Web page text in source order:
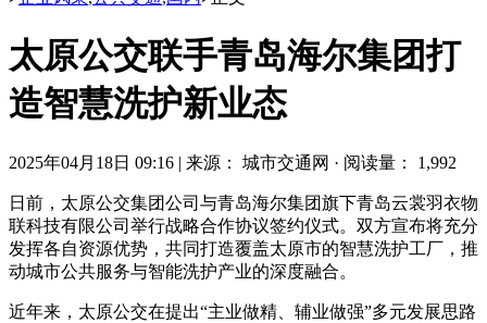
太原公交联手青岛海尔集团打
造智慧洗护新业态
2025年04月18日 09:16 | 来源： 城市交通网 · 阅读量： 1,992
日前，太原公交集团公司与青岛海尔集团旗下青岛云裳羽衣物
联科技有限公司举行战略合作协议签约仪式。双方宣布将充分
发挥各自资源优势，共同打造覆盖太原市的智慧洗护工厂，推
动城市公共服务与智能洗护产业的深度融合。
近年来，太原公交在提出“主业做精、辅业做强”多元发展思路